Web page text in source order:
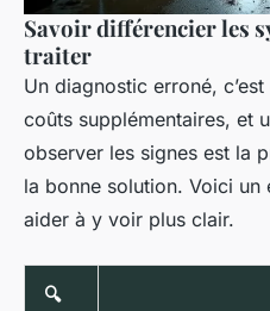
Savoir différencier les
traiter
Un diagnostic erroné,
coûts supplémentaires, et
observer les signes est la
la bonne solution. Voici
aider à y voir plus clair.
🔍